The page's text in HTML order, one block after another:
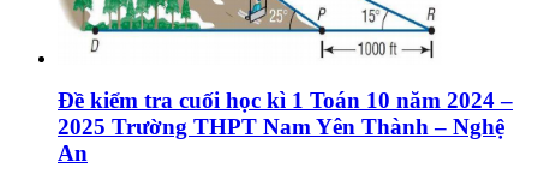
Đề kiểm tra cuối học kì 1 Toán 10 năm 2024 –
2025 Trường THPT Nam Yên Thành – Nghệ
An